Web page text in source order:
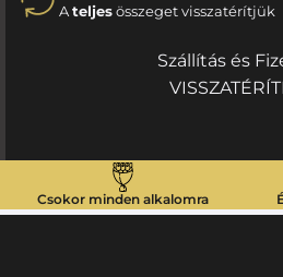
Ateljesösszeget visszatérítjük
Szállítás és
Csokor minden alkalomra